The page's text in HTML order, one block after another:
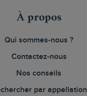
À propos
Qui sommes-nous ?
Contactez-nous
Nos conseils
par appellation